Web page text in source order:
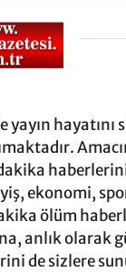
ekonomi,
ölüm
anlık
de sizlere